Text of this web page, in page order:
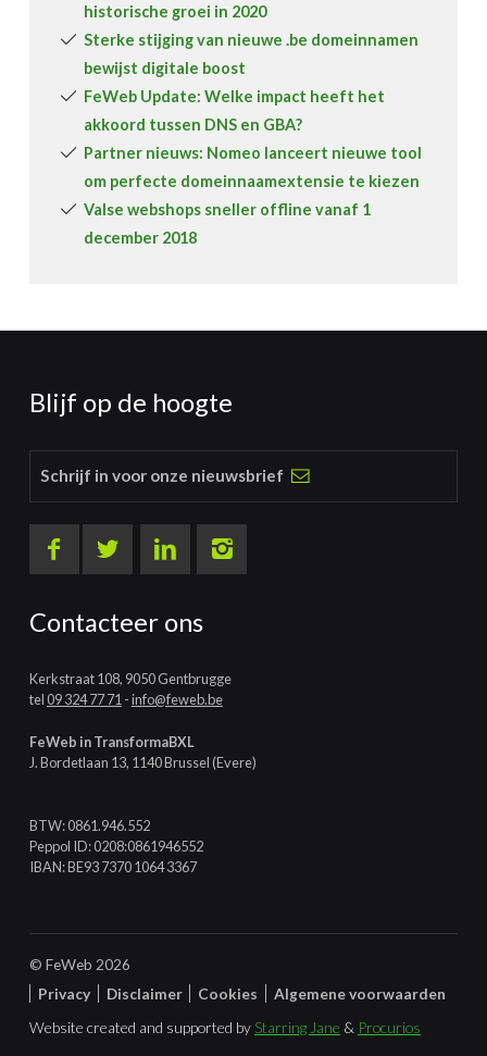
historische groei in 2020
Sterke stijging van nieuwe .be domeinnamen
bewijst digitale boost
FeWeb Update: Welke impact heeft het
akkoord tussen DNS en GBA?
Partner nieuws: Nomeo lanceert nieuwe tool
om perfecte domeinnaamextensie te kiezen
Valse webshops sneller offline vanaf 1
december 2018
Blijf op de hoogte
Schrijf in voor onze nieuwsbrief
Contacteer ons
Kerkstraat 108, 9050 Gentbrugge
tel09 324 77 71-info@feweb.be
FeWeb in TransformaBXL
J. Bordetlaan 13, 1140 Brussel (Evere)
BTW: 0861.946.552
Peppol ID: 0208:0861946552
IBAN: BE93 7370 1064 3367
© FeWeb 2026
Privacy
Disclaimer Cookies
Algemene voorwaarden
Website created and supported by Starring Jane & Procurios